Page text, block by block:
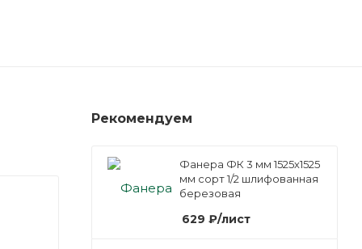
Рекомендуем
Фанера ФК 3 мм 1525х1525
мм сорт 1/2 шлифованная
березовая
629 ₽/лист